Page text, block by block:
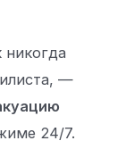
никогда
—
24/7.